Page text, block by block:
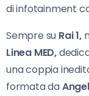
di infotainment
Sempre su Rai 1,
Linea MED,
una coppia
formata da